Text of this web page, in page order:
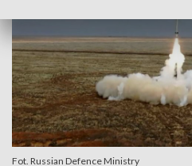
Fot. Russian Defence Ministry